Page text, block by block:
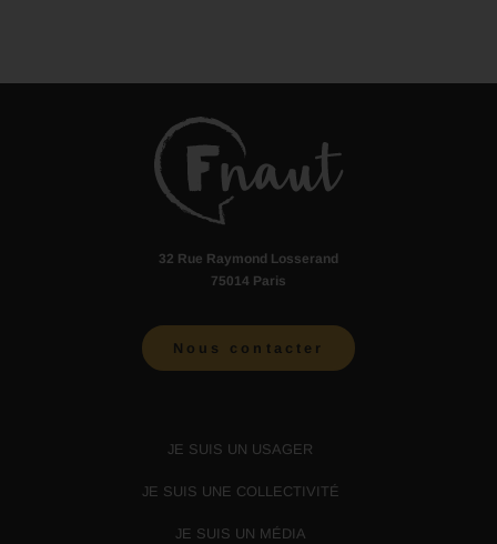
32 Rue Raymond Losserand
75014 Paris
Nous contacter
JE SUIS UN USAGER
JE SUIS UNE COLLECTIVITÉ
JE SUIS UN MÉDIA